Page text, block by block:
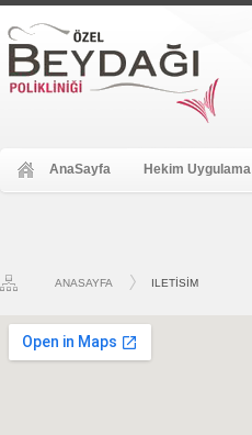
AnaSayfa Hekim Uygulama
ANASAYFA ILETISIM